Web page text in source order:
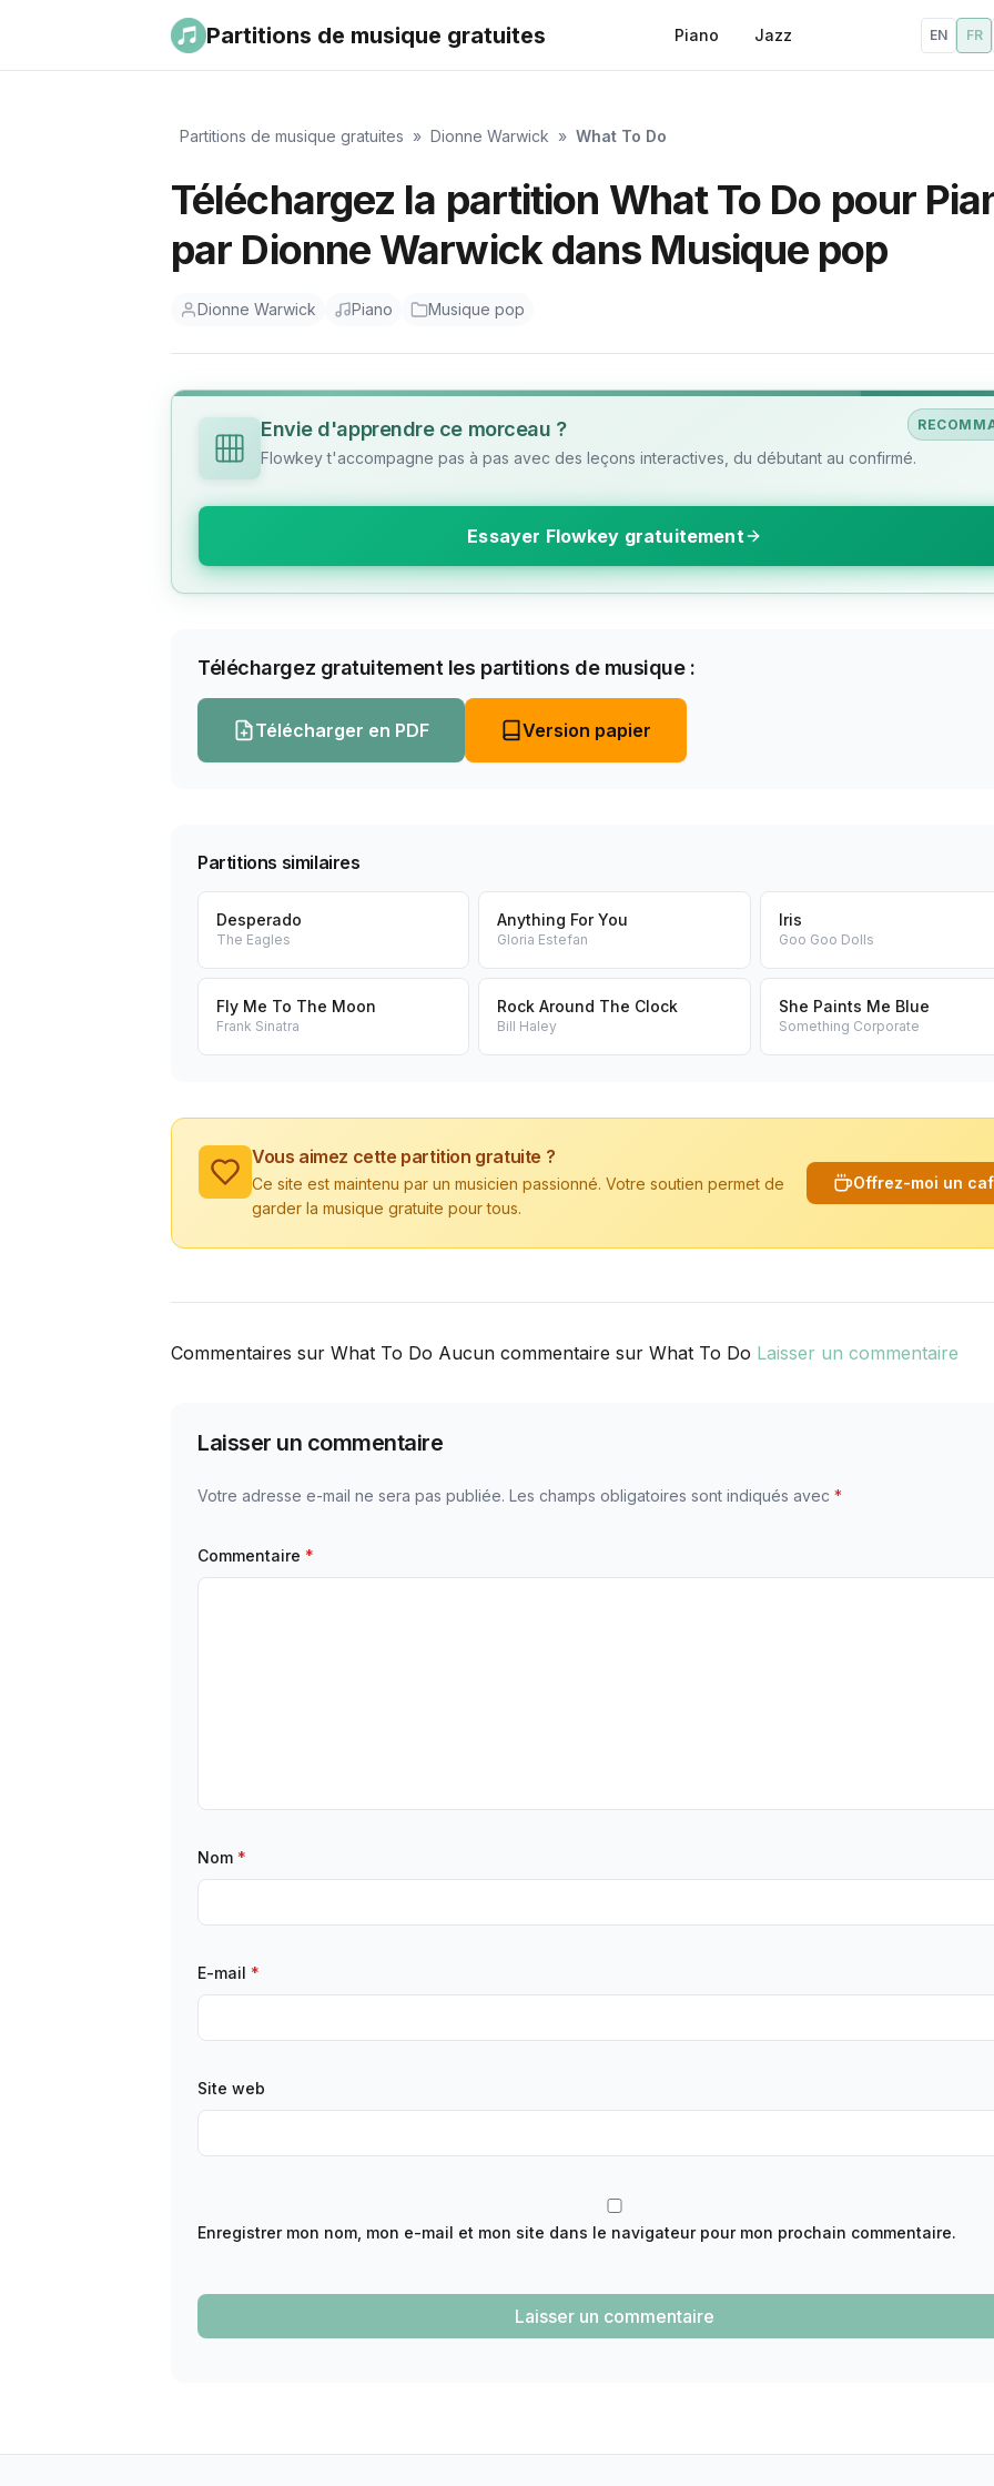
Partitions de musique gratuites Piano Jazz EN FR
Partitions de musique gratuites » Dionne Warwick » What To Do
Téléchargez la partition What To Do pour
par Dionne Warwick dans Musique pop
Dionne Warwick Piano Musique pop
Envie d'apprendre ce morceau ?
Flowkey t'accompagne pas à pas avec des leçons interactives, du débutant au confirmé.
Essayer Flowkey gratuitement
Téléchargez gratuitement les partitions de musique :
Télécharger en PDF Version papier
Partitions similaires
Desperado
The Eagles
Anything For You
Gloria Estefan
Iris
Goo Goo Dolls
Fly Me To The Moon
Frank Sinatra
Rock Around The Clock
Bill Haley
She Paints Me Blue
Something Corporate
Vous aimez cette partition gratuite ?
Ce site est maintenu par un musicien passionné. Votre soutien permet de
garder la musique gratuite pour tous.
Offrez-moi un
Commentaires sur What To Do Aucun commentaire sur What To Do Laisser un commentaire
Laisser un commentaire
Votre adresse e-mail ne sera pas publiée. Les champs obligatoires sont indiqués avec *
Commentaire *
Nom *
E-mail *
Site web
Enregistrer mon nom, mon e-mail et mon site dans le navigateur pour mon prochain commentaire.